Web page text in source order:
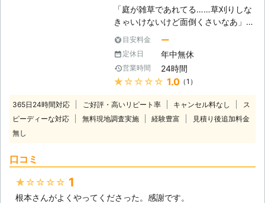
草刈りの手間もはぶけますよ。 「も
う雑草に悩まされたくない」そんなと
きには、私たちにまずはご相談を！最
適な方法をご提案します。 【実際の
施工実績（一例）】 ●千葉県茂原市
依頼内容：空地の草刈り希望・ドブ周
辺 広さ：車10台分 草の処分：相談 料
内容：実家の草刈りを丁寧にやってほ
しい 広さ：50平方メートルほど 草の
当店では埼玉県・群馬県・栃木県・茨
城県にて営業しております。 その中
でも埼玉県羽生市にお住まいの方な
ら、最短即日での対応もできます。
お急ぎでお庭の草刈り処理をしてほし
いといった際は、お任せください。
希望であれば作業可能です！ 当店で
は基本的に日曜日はお休みです。 し
ょう。 そのようなときはご相談くだ
「庭が雑草であれてる……草刈りしな
きゃいけないけど面倒くさいなあ」
「最近昼間暑いから外にでるのもおっ
くう」 「仕事がある日はいつも忙し
いから休みを草刈りで潰したくな
い……」 こんな風に、お庭が雑草で荒
れてしまっていてもつい面倒くさくな
ゃるのではないでしょうか。そんなと
きは便利屋TRUSCATがお客様に代わ
させてください！ 【雑草を放置して
よるアレルギー被害 雑草のなかに
目安料金 ー
定休日 年中無休
営業時間 24時間
★★★★★ 1.0（1）
365日24時間対応 ご好評・高いリピート率 キャンセル料なし
ス
ピーディーな対応
無料現地調査実施 経験豊富
見積り後追加料金
無し
口コミ
★★★★★ 1
根本さんがよくやってくださった。感謝です。